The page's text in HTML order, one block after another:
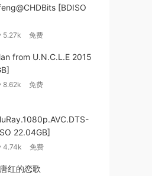
[BDISO
5.27k 免费
from U.N.C.L.E 2015
8.62k 免费
22.04GB]
4.74k 免费
红的恋歌